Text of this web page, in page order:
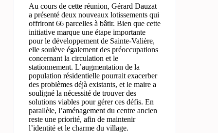
Au cours de cette réunion, Gérard Dauzat
a présenté deux nouveaux lotissements qui
offriront 66 parcelles à bâtir. Bien que cette
initiative marque une étape importante
pour le développement de Sainte-Valière,
elle soulève également des préoccupations
concernant la circulation et le
stationnement. L’augmentation de la
population résidentielle pourrait exacerber
des problèmes déjà existants, et le maire a
souligné la nécessité de trouver des
solutions viables pour gérer ces défis. En
parallèle, l’aménagement du centre ancien
reste une priorité, afin de maintenir
l’identité et le charme du village.